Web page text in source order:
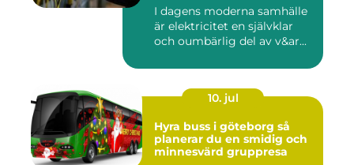
I dagens moderna samhälle
är elektricitet en självklar
och oumbärlig del av v&ar...
10. jul
Hyra buss i göteborg så
planerar du en smidig och
minnesvärd gruppresa